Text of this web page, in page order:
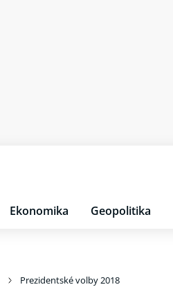
Ekonomika Geopolitika
Prezidentské volby 2018